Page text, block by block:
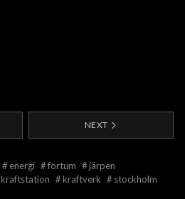
NEXT
# energi #fortum #järpen
kraftstation #kraftverk # stockholm